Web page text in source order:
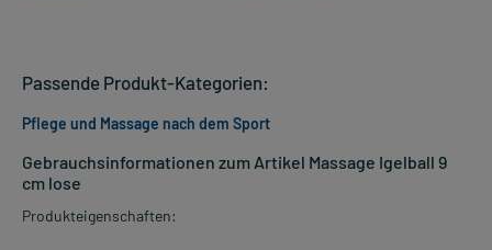
Gebrauchsinformationen zum Artikel Massage Igelball 9
cm lose
Produkteigenschaften:
Passende Produkt-Kategorien:
Pflege und Massage nach dem Sport